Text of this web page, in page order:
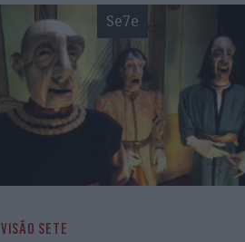
Se7e
VISÃO SETE